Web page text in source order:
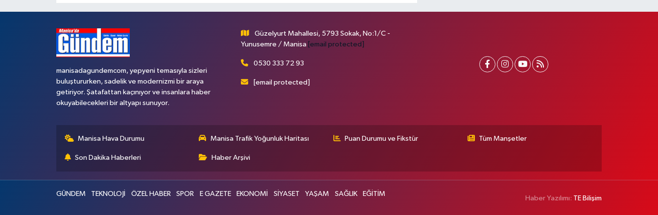
manisadagundemcom, yepyeni temasıyla sizleri
buluştururken, sadelik ve modernizmi bir araya
getiriyor. Şatafattan kaçınıyor ve insanlara haber
okuyabilecekleri bir altyapı sunuyor.
Güzelyurt Mahallesi, 5793 Sokak, No:1/C -
Yunusemre / Manisa [email protected]
0530 333 72 93
[email protected]
Manisa Hava Durumu Manisa Trafik Yoğunluk Haritası Puan Durumu ve Fikstür Tüm Manşetler
Son Dakika Haberleri Haber Arşivi
GÜNDEM TEKNOLOJİ ÖZEL HABER SPOR E GAZETE EKONOMİ SİYASET YAŞAM SAĞLIK EĞİTİM
Haber Yazılımı: TE Bilişim